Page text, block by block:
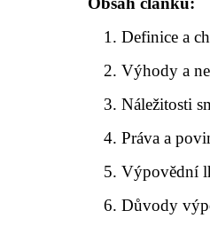
Definice a
Výhody a
Náležitosti
Práva a
Výpovědní
Důvody